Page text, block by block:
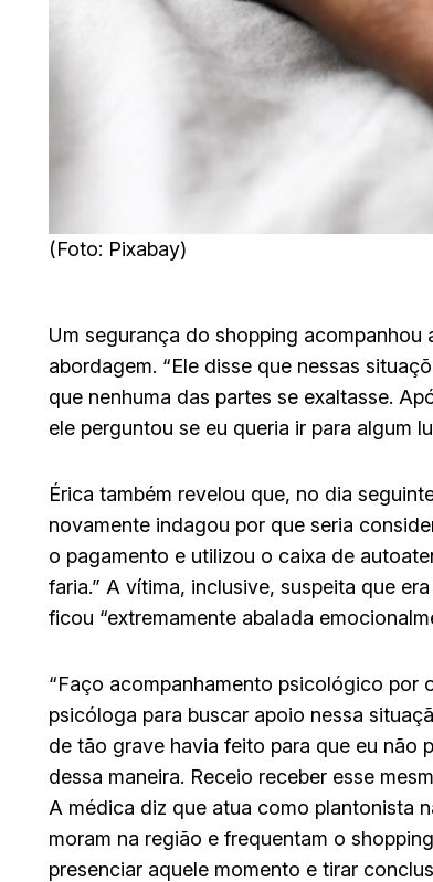
(Foto: Pixabay)
Um segurança do shopping
abordagem. “Ele disse que nessas
que nenhuma das partes se exaltasse.
ele perguntou se eu queria ir para algum
Érica também revelou que, no dia
novamente indagou por que seria
o pagamento e utilizou o caixa de
faria.” A vítima, inclusive, suspeita que
ficou “extremamente abalada
“Faço acompanhamento psicológico por
psicóloga para buscar apoio nessa
de tão grave havia feito para que eu não
dessa maneira. Receio receber esse
A médica diz que atua como plantonista
moram na região e frequentam o
presenciar aquele momento e tirar